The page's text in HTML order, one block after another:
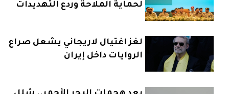
لحماية الملاحة وردع التهديدات
لغز اغتيال لاريجاني يشعل صراع
الروايات داخل إيران